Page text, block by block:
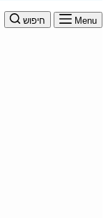
Menu חיפוש